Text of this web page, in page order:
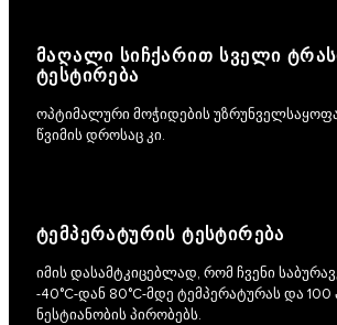
ᲛᲐᲦᲐᲚᲘ ᲡᲘᲩᲥᲐᲠᲘᲗ ᲡᲕᲔᲚᲘ
ᲢᲔᲡᲢᲘᲠᲔᲑᲐ
ოპტიმალური მოჭიდების
წვიმის დროსაც კი.
ᲢᲔᲛᲞᲔᲠᲐᲢᲣᲠᲘᲡ ᲢᲔᲡᲢᲘᲠᲔᲑᲐ
იმის დასამტკიცებლად, რომ ჩვენი
-40°C-დან 80°C-მდე ტემპერატურას და 100
ნესტიანობის პირობებს.